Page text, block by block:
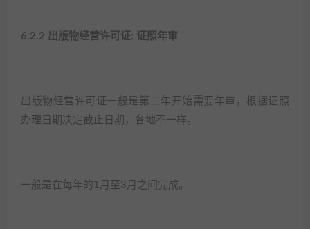
6.2.2 出版物经营许可证: 证照年审​
出版物经营许可证一般是第二年开始需要年审，根据证照
办理日期决定截止日期，各地不一样。​
一般是在每年的1月至3月之间完成。​